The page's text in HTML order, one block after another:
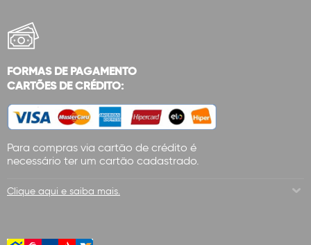
FORMAS DE PAGAMENTO
CARTÕES DE CRÉDITO:
Para compras via cartão de crédito é
necessário ter um cartão cadastrado.
Clique aqui e saiba mais.